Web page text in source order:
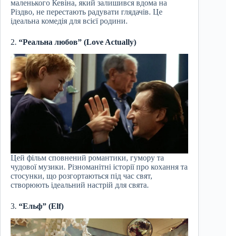
маленького Кевіна, який залишився вдома на
Різдво, не перестають радувати глядачів. Це
ідеальна комедія для всієї родини.
2. “Реальна любов” (Love Actually)
Цей фільм сповнений романтики, гумору та
чудової музики. Різноманітні історії про кохання та
стосунки, що розгортаються під час свят,
створюють ідеальний настрій для свята.
3. “Ельф” (Elf)